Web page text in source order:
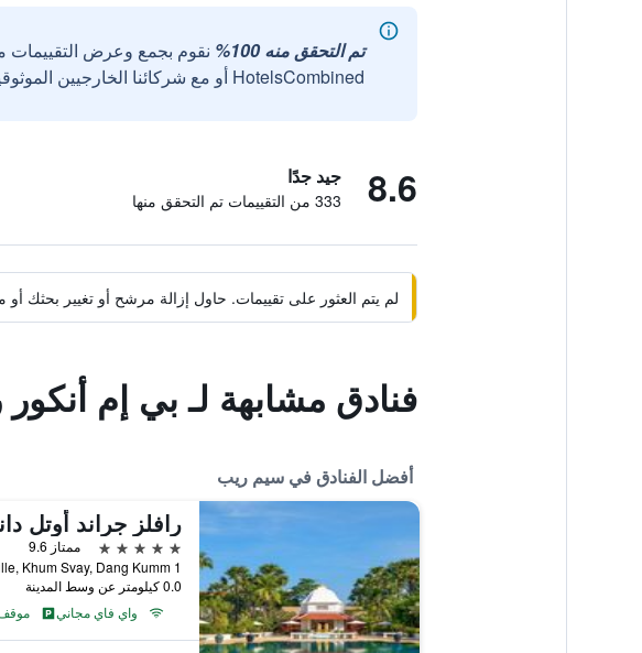
تم التحقق منه 100%
نقوم بجمع وعرض التقييمات
HotelsCombined أو مع شركائنا الخارجيين الموثوقين.
8.6 جيد جدًا
333 من التقييمات تم التحقق منها
لم يتم العثور على تقييمات. حاول إزالة مرشح أو تغيير
فنادق مشابهة لـ بي إم
أفضل الفنادق في سيم ريب
رافلز جراند أوتل
5 نجوم
ممتاز 9.6
0.0 كيلومتر عن وسط المدينة
واي فاي مجاني